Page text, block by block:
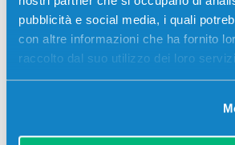
pubblicità e social media, i quali
con altre informazioni che ha fornito
raccolto dal suo utilizzo dei loro servizi.
Il toner compatibile HP W1106A
offre il compromesso
affidabilità. Il prezzo straordinario
Il toner è adatto alle
soprattutto, è la scelta ideale